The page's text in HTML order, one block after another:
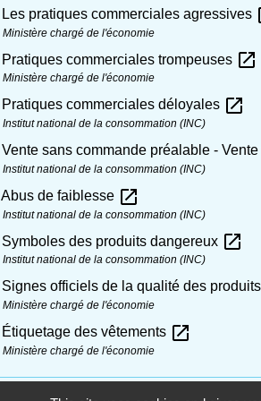
Les pratiques commerciales agressives
Ministère chargé de l'économie
Pratiques commerciales trompeuses open_in_new
Ministère chargé de l'économie
Pratiques commerciales déloyales open_in_new
Institut national de la consommation (INC)
Vente sans commande préalable -
Institut national de la consommation (INC)
Abus de faiblesse open_in_new
Institut national de la consommation (INC)
Symboles des produits dangereux open_in_new
Institut national de la consommation (INC)
Signes officiels de la qualité des
Ministère chargé de l'économie
Étiquetage des vêtements open_in_new
Ministère chargé de l'économie